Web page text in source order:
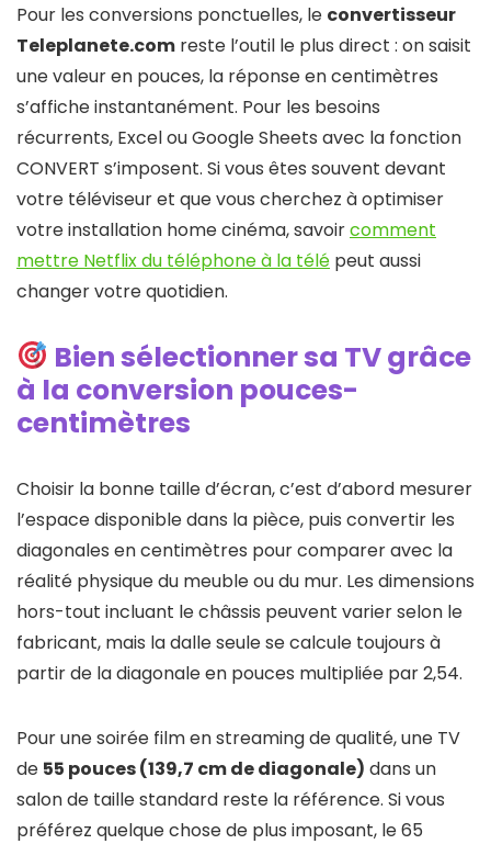
Pour les conversions ponctuelles, le convertisseur
Teleplanete.com reste l’outil le plus direct : on saisit
une valeur en pouces, la réponse en centimètres
s’affiche instantanément. Pour les besoins
récurrents, Excel ou Google Sheets avec la fonction
CONVERT s’imposent. Si vous êtes souvent devant
votre téléviseur et que vous cherchez à optimiser
votre installation home cinéma, savoircomment
mettre Netflix du téléphone à la télé peut aussi
changer votre quotidien.
Bien sélectionner sa TV grâce
à la conversion pouces-
centimètres
Choisir la bonne taille d’écran, c’est d’abord mesurer
l’espace disponible dans la pièce, puis convertir les
diagonales en centimètres pour comparer avec la
réalité physique du meuble ou du mur. Les dimensions
hors-tout incluant le châssis peuvent varier selon le
fabricant, mais la dalle seule se calcule toujours à
partir de la diagonale en pouces multipliée par 2,54.
Pour une soirée film en streaming de qualité, une TV
de 55 pouces (139,7 cm de diagonale) dans un
salon de taille standard reste la référence. Si vous
préférez quelque chose de plus imposant, le 65